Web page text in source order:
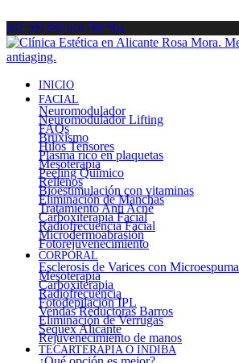
965 205 956 618 788 564
INICIO
FACIAL
Neuromodulador
Neuromodulador Lifting
FAQs
Bruxismo
Hilos Tensores
Plasma rico en plaquetas
Mesoterapia
Peeling Químico
Rellenos
Bioestimulación con vitaminas
Eliminación de Manchas
Tratamiento Anti Acné
Carboxiterapia Facial
Radiofrecuencia Facial
Microdermoabrasión
Fotorejuvenecimiento
CORPORAL
Esclerosis de Varices con Microespuma
Mesoterapia
Carboxiterapia
Radiofrecuencia
Fotodepilación IPL
Vendas Reductoras Barros
Eliminación de Verrugas
Sequex Alicante
Rejuvenecimiento de manos
TECARTERAPIA O INDIBA